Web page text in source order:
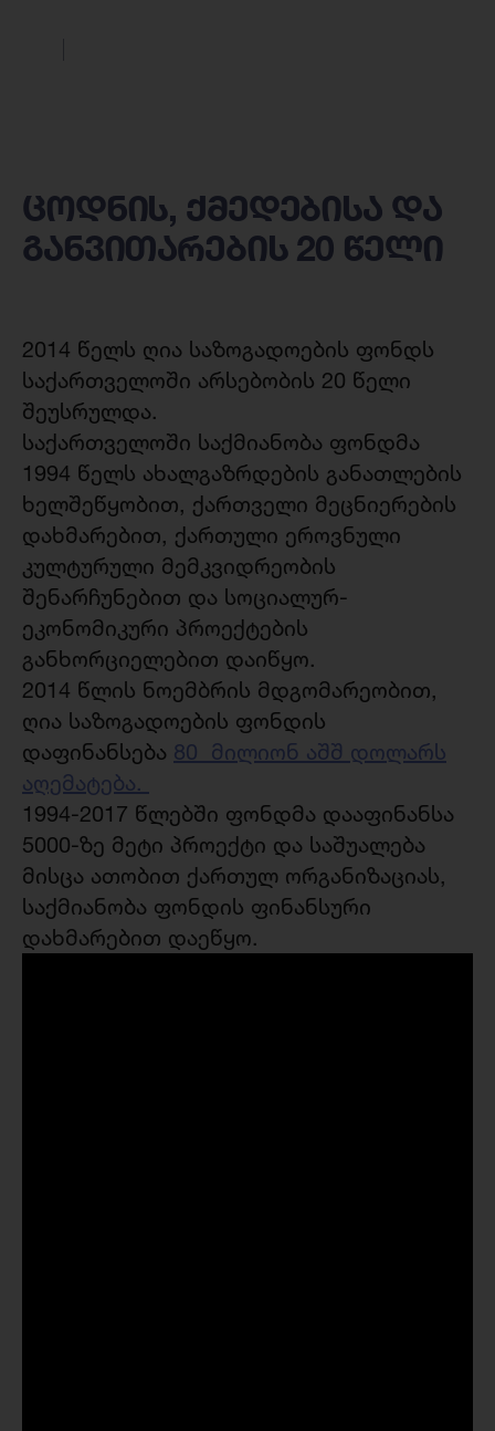
ცოდნის, ქმედებისა და
განვითარების 20 წელი
2014 წელს ღია საზოგადოების ფონდს
საქართველოში არსებობის 20 წელი
შეუსრულდა.
საქართველოში საქმიანობა ფონდმა
1994 წელს ახალგაზრდების განათლების
ხელშეწყობით, ქართველი მეცნიერების
დახმარებით, ქართული ეროვნული
კულტურული მემკვიდრეობის
შენარჩუნებით და სოციალურ-
ეკონომიკური პროექტების
განხორციელებით დაიწყო.
2014 წლის ნოემბრის მდგომარეობით,
ღია საზოგადოების ფონდის
დაფინანსება 80 მილიონ აშშ დოლარს
აღემატება.
1994-2017 წლებში ფონდმა დააფინანსა
5000-ზე მეტი პროექტი და საშუალება
მისცა ათობით ქართულ ორგანიზაციას,
საქმიანობა ფონდის ფინანსური
დახმარებით დაეწყო.